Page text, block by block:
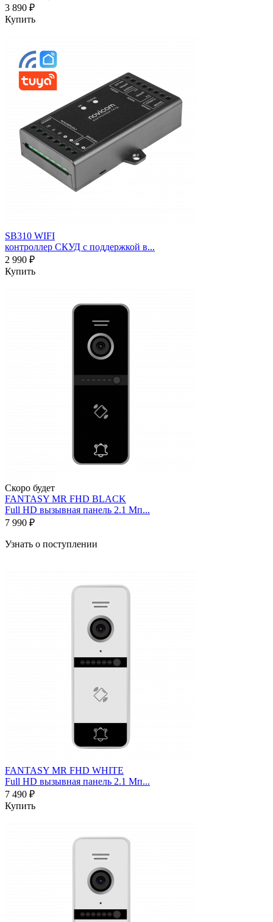
3 890 ₽
Купить
SB310 WIFI
контроллер СКУД с поддержкой в...
2 990 ₽
Купить
Скоро будет
FANTASY MR FHD BLACK
Full HD вызывная панель 2.1 Мп...
7 990 ₽
Узнать о поступлении
FANTASY MR FHD WHITE
Full HD вызывная панель 2.1 Мп...
7 490 ₽
Купить